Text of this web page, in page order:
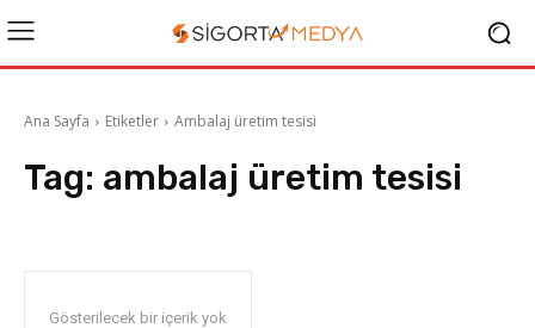
Ana Sayfa Etiketler Ambalaj üretim tesisi
Tag: ambalaj üretim tesisi
Gösterilecek bir içerik yok